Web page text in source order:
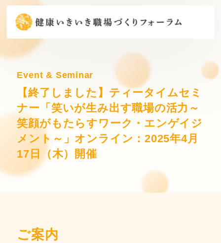
Event & Seminar
【終了しました】ティータイムセミ
ナー「笑いが生み出す職場の活力～
笑顔がもたらすワーク・エンゲイジ
メント～」オンライン：2025年4月
17日（木）開催
ご案内